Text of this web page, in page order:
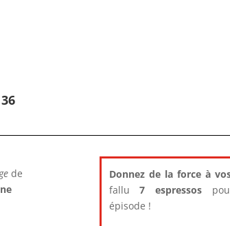
de
Donnez de la force à
fallu7 espressos
épisode !